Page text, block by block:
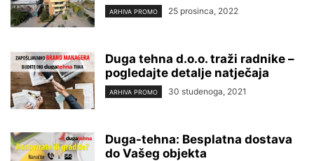
ARHIVA PROMO 25 prosinca, 2022
Duga tehna d.o.o. traži radnike –
pogledajte detalje natječaja
ARHIVA PROMO 30 studenoga, 2021
Duga-tehna: Besplatna dostava
do Vašeg objekta